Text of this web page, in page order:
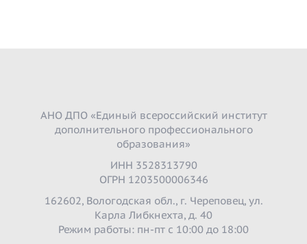
АНО ДПО «Единый всероссийский институт
дополнительного профессионального
образования»
ИНН 3528313790
ОГРН 1203500006346
162602, Вологодская обл., г. Череповец, ул.
Карла Либкнехта, д. 40
Режим работы: пн-пт с 10:00 до 18:00